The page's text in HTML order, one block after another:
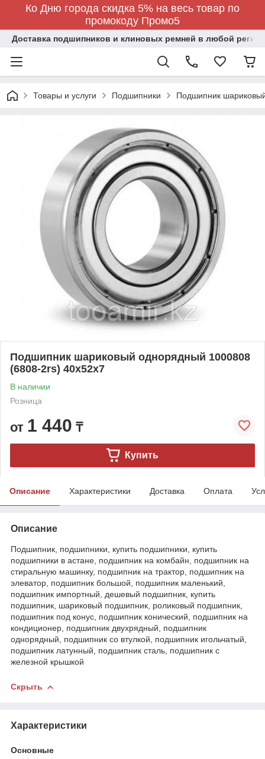
Ко Дню города скидка 5% на весь товар по
промокоду Промо5
Доставка подшипников и клиновых ремней в любой регион
Товары и услуги Подшипники Подшипник
Подшипник шариковый однорядный 1000808
(6808-2rs) 40x52x7
В наличии
Розница
от 1 440 ₸
Купить
Описание Характеристики Доставка Оплата
Описание
Подшипник, подшипники, купить подшипники, купить
подшипники в астане, подшипник на комбайн, подшипник на
стиральную машинку, подшипник на трактор, подшипник на
элеватор, подшипник большой, подшипник маленький,
подшипник импортный, дешевый подшипник, купить
подшипник, шариковый подшипник, роликовый подшипник,
подшипник под конус, подшипник конический, подшипник на
кондиционер, подшипник двухрядный, подшипник
однорядный, подшипник со втулкой, подшипник игольчатый,
подшипник латунный, подшипник сталь, подшипник с
железной крышкой
Скрыть
Характеристики
Основные